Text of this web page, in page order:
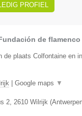
PROFIEL
de flamenco
de plaats Colfontaine en
| Google maps ▼
2 2610 Wilrijk (